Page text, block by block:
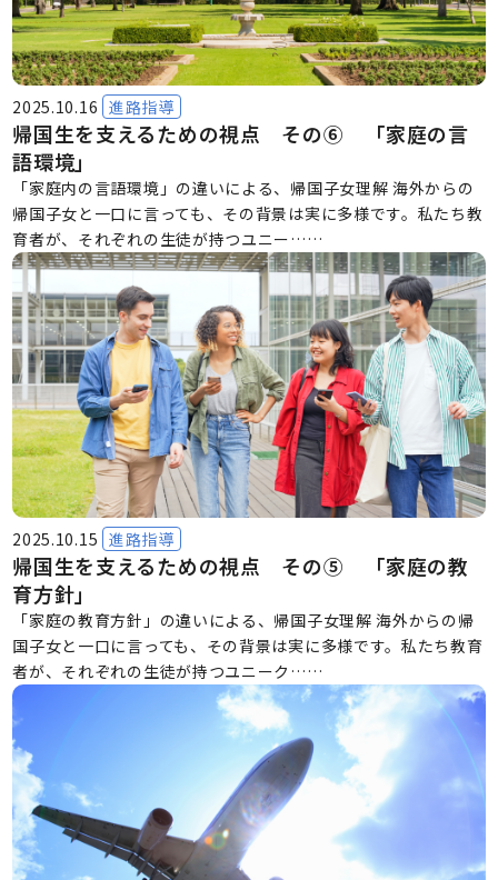
2025.10.16 進路指導
帰国生を支えるための視点 その⑥ 「家庭の言
語環境」
「家庭内の言語環境」の違いによる、帰国子女理解 海外からの
帰国子女と一口に言っても、その背景は実に多様です。私たち教
育者が、それぞれの生徒が持つユニー……
2025.10.15 進路指導
帰国生を支えるための視点 その⑤ 「家庭の教
育方針」
「家庭の教育方針」の違いによる、帰国子女理解 海外からの帰
国子女と一口に言っても、その背景は実に多様です。私たち教育
者が、それぞれの生徒が持つユニーク……